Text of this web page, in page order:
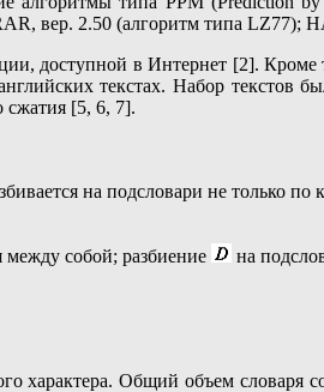
вер. 2.50 (алгоритм типа LZ77);
доступной в Интернет [2].
текстах. Набор текстов
сжатия [5, 6, 7].
на подсловари не только
собой; разбиение на
характера. Общий объем словаря